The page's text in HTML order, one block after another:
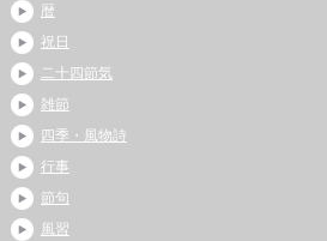
暦
祝日
二十四節気
雑節
四季・風物詩
行事
節句
風習